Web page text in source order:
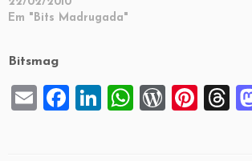
foi inaugurado na região
convidados na quarta, 24
de fevereiro, com festa
que reuniu absolutamente
todo mundo que tem a
Em "Bits Madrugada"
Bitsmag
E
F
Li
W W
Pi
T